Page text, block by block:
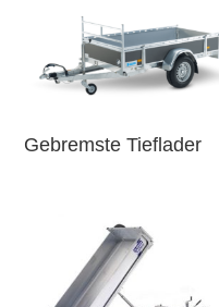
Gebremste Tieflader